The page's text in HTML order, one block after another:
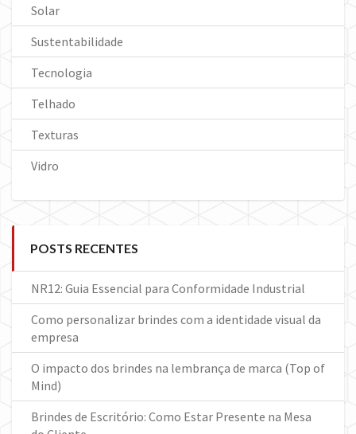
Solar
Sustentabilidade
Tecnologia
Telhado
Texturas
Vidro
POSTS RECENTES
NR12: Guia Essencial para Conformidade Industrial
Como personalizar brindes com a identidade visual da
empresa
O impacto dos brindes na lembrança de marca (Top of
Mind)
Brindes de Escritório: Como Estar Presente na Mesa